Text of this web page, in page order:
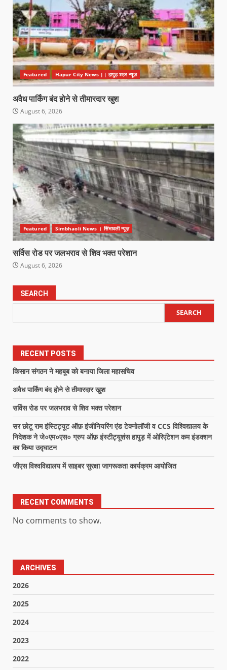
Featured Hapur City News || हापुड़ शहर न्यूज़
अवैध पार्किंग बंद होने से तीमारदार खुश
August 6, 2026
Featured Simbhaoli News । सिंभावली न्यूज़
सर्विस रोड पर जलभराव से शिव भक्त परेशान
August 6, 2026
SEARCH
SEARCH
RECENT POSTS
किसान संगठन ने महबूब को बनाया जिला महासचिव
अवैध पार्किंग बंद होने से तीमारदार खुश
सर्विस रोड पर जलभराव से शिव भक्त परेशान
सर छोटू राम इंस्टिट्यूट ऑफ़ इंजीनियरिंग एंड टेक्नोलॉजी व CCS विश्विद्यालय के
निदेशक ने जे०एम०एस० ग्रुप ऑफ़ इंस्टीट्यूशंस हापुड़ में ओरिएंटेशन कम इंडक्शन
का किया उद्घाटन
जीएस विश्वविद्यालय में साइबर सुरक्षा जागरूकता कार्यक्रम आयोजित
RECENT COMMENTS
No comments to show.
ARCHIVES
2026
2025
2024
2023
2022